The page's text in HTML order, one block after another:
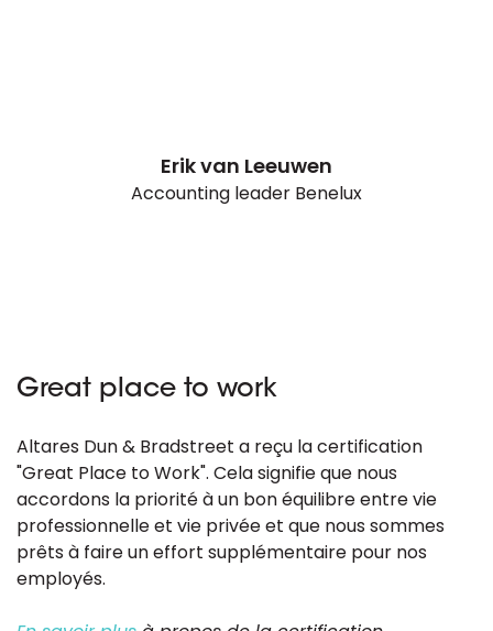
Erik van Leeuwen
Accounting leader Benelux
Great place to work
Altares Dun & Bradstreet a reçu la certification
"Great Place to Work". Cela signifie que nous
accordons la priorité à un bon équilibre entre vie
professionnelle et vie privée et que nous sommes
prêts à faire un effort supplémentaire pour nos
employés.